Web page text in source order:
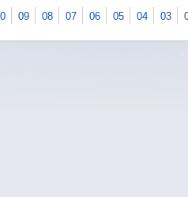
09 08 07 06 05 04 03